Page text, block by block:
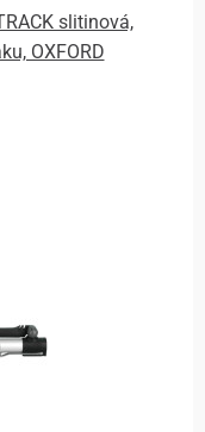
slitinová,
OXFORD